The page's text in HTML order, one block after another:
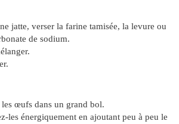
jatte, verser la farine tamisée, la levure ou
de sodium.
les œufs dans un grand bol.
les énergiquement en ajoutant peu à peu le